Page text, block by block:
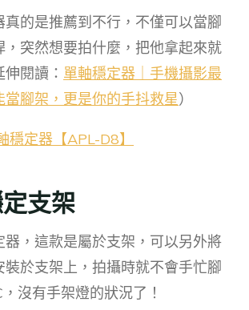
的是推薦到不行，不僅可以當腳
，突然想要拍什麼，把他拿起來就
閱讀： 單軸穩定器｜手機攝影最
當腳架，更是你的手抖救星）
穩定器【APL-D8】
支架
器，這款是屬於支架，可以另外將
裝於支架上，拍攝時就不會手忙腳
沒有手架燈的狀況了！